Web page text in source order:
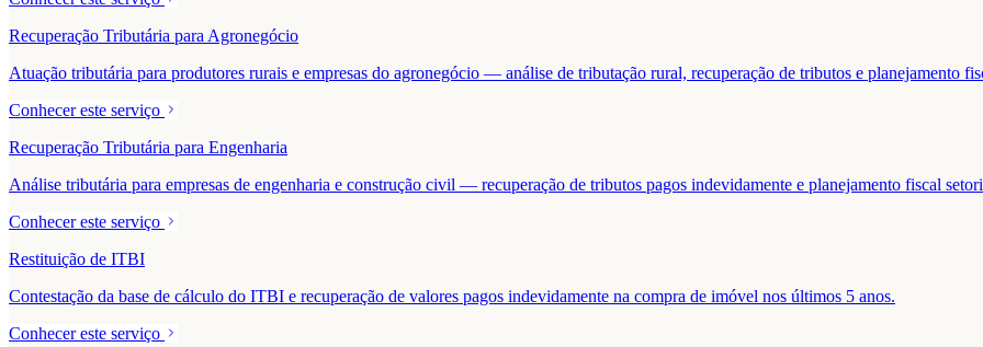
Recuperação Tributária para Agronegócio
Atuação tributária para produtores rurais e empresas do agronegócio — análise de tributação rural, recuperação de tributos e planejamento
Conhecer este serviço
Recuperação Tributária para Engenharia
Análise tributária para empresas de engenharia e construção civil — recuperação de tributos pagos indevidamente e planejamento fiscal
Conhecer este serviço
Restituição de ITBI
Contestação da base de cálculo do ITBI e recuperação de valores pagos indevidamente na compra de imóvel nos últimos 5 anos.
Conhecer este serviço